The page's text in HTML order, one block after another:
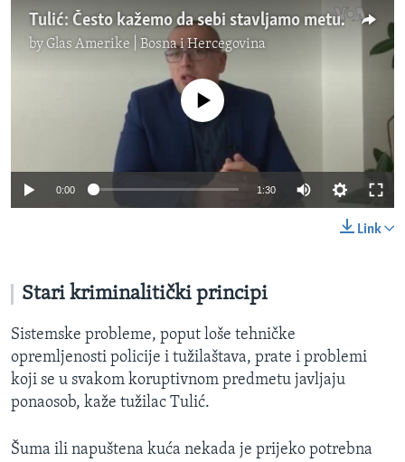
Tulić: Često kažemo da sebi stavljamo metu na čelo
by Glas Amerike | Bosna i Hercegovina
No media source currently available
0:00 1:30
Link
Stari kriminalitički principi
Sistemske probleme, poput loše tehničke
opremljenosti policije i tužilaštava, prate i problemi
koji se u svakom koruptivnom predmetu javljaju
ponaosob, kaže tužilac Tulić.
Šuma ili napuštena kuća nekada je prijeko potrebna